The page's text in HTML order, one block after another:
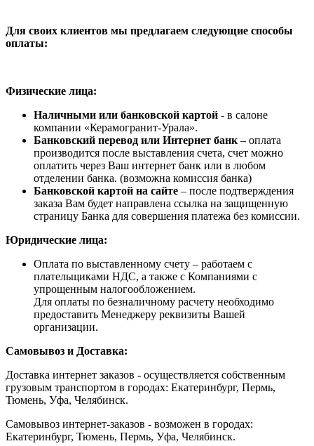
Для своих клиентов мы предлагаем следующие способы
оплаты:
Физические лица:
Наличными или банковской картой - в салоне
компании «Керамогранит-Урала».
Банковский перевод или Интернет банк – оплата
производится после выставления счета, счет можно
оплатить через Ваш интернет банк или в любом
отделении банка. (возможна комиссия банка)
Банковской картой на сайте – после подтверждения
заказа Вам будет направлена ссылка на защищенную
страницу Банка для совершения платежа без комиссии.
Юридические лица:
Оплата по выставленному счету – работаем с
плательщиками НДС, а также с Компаниями с
упрощенным налогообложением.
Для оплаты по безналичному расчету необходимо
предоставить Менеджеру реквизиты Вашей
организации.
Самовывоз и Доставка:
Доставка интернет заказов - осуществляется собственным
грузовым транспортом в городах: Екатеринбург, Пермь,
Тюмень, Уфа, Челябинск.
Самовывоз интернет-заказов - возможен в городах:
Екатеринбург, Тюмень, Пермь, Уфа, Челябинск.